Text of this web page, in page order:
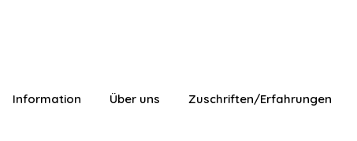
Information Über uns Zuschriften/Erfahrungen